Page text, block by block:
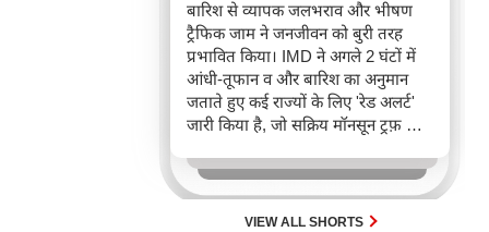
बारिश से व्यापक जलभराव और भीषण
ट्रैफिक जाम ने जनजीवन को बुरी तरह
प्रभावित किया। IMD ने अगले 2 घंटों में
आंधी-तूफान व और बारिश का अनुमान
जताते हुए कई राज्यों के लिए 'रेड अलर्ट'
जारी किया है, जो सक्रिय मॉनसून ट्रफ़ और
जिससे यातायात बाधित होने के साथ-साथ
सफदरजंग अस्पताल में भी जलभराव की
स्थिति बनी।VIEW ALL SHORTS